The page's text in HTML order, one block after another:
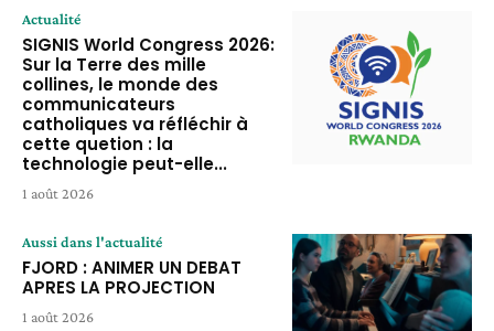
Actualité
SIGNIS World Congress 2026:
Sur la Terre des mille
collines, le monde des
communicateurs
catholiques va réfléchir à
cette quetion : la
technologie peut-elle...
1 août 2026
Aussi dans l'actualité
FJORD : ANIMER UN DEBAT
APRES LA PROJECTION
1 août 2026